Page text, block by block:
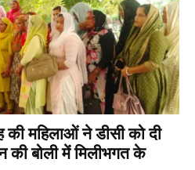
महिलाओं ने डीसी को दी
बोली में मिलीभगत के